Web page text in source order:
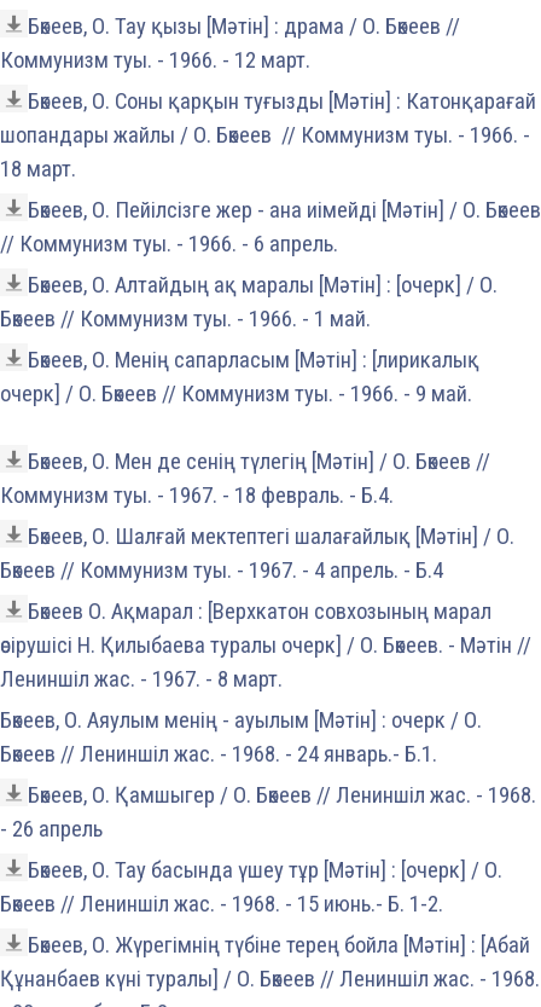
Бөкеев, О. Тау қызы [Мәтін] : драма / О. Бөкеев //
Коммунизм туы. - 1966. - 12 март.
Бөкеев, О. Соны қарқын туғызды [Мәтін] : Катонқарағай
шопандары жайлы / О. Бөкеев // Коммунизм туы. - 1966. -
18 март.
Бөкеев, О. Пейілсізге жер - ана иімейді [Мәтін] / О. Бөкеев
// Коммунизм туы. - 1966. - 6 апрель.
Бөкеев, О. Алтайдың ақ маралы [Мәтін] : [очерк] / О.
Бөкеев // Коммунизм туы. - 1966. - 1 май.
Бөкеев, О. Менің сапарласым [Мәтін] : [лирикалық
очерк] / О. Бөкеев // Коммунизм туы. - 1966. - 9 май.
Бөкеев, О. Мен де сенің түлегің [Мәтін] / О. Бөкеев //
Коммунизм туы. - 1967. - 18 февраль. - Б.4.
Бөкеев, О. Шалғай мектептегі шалағайлық [Мәтін] / О.
Бөкеев // Коммунизм туы. - 1967. - 4 апрель. - Б.4
Бөкеев О. Ақмарал : [Верхкатон совхозының марал
өсірушісі Н. Қилыбаева туралы очерк] / О. Бөкеев. - Мәтін //
Лениншіл жас. - 1967. - 8 март.
Бөкеев, О. Аяулым менің - ауылым [Мәтін] : очерк / О.
Бөкеев // Лениншіл жас. - 1968. - 24 январь.- Б.1.
Бөкеев, О. Қамшыгер / О. Бөкеев // Лениншіл жас. - 1968.
- 26 апрель
Бөкеев, О. Тау басында үшеу тұр [Мәтін] : [очерк] / О.
Бөкеев // Лениншіл жас. - 1968. - 15 июнь.- Б. 1-2.
Бөкеев, О. Жүрегімнің түбіне терең бойла [Мәтін] : [Абай
Құнанбаев күні туралы] / О. Бөкеев // Лениншіл жас. - 1968.